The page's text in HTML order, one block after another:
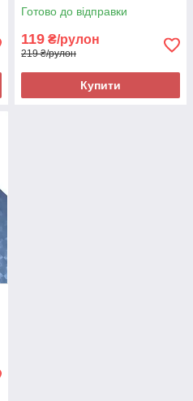
Готово до відправки
119 ₴/рулон
219 ₴/рулон
Купити